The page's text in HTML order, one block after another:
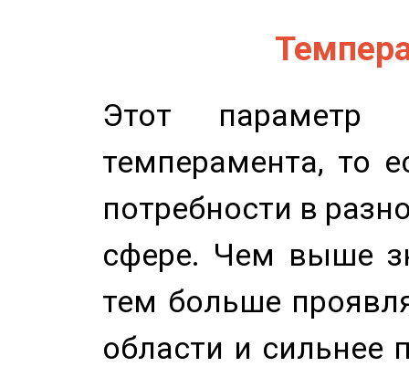
Этот параметр
темперамента, то
потребности в
сфере. Чем выше
тем больше
области и сильнее